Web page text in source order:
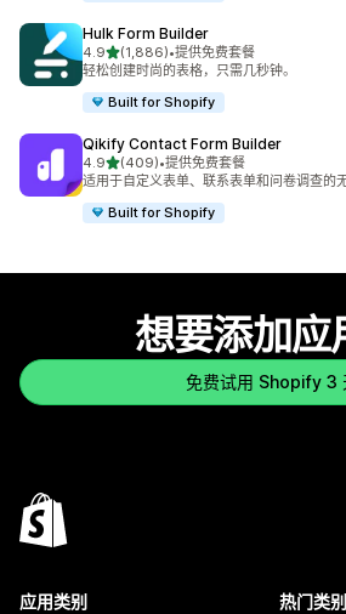
Hulk Form Builder
4.9星（满分 5 星）
(1,886)
总共 1886 条评论
•提供免费套餐
轻松创建时尚的表格，只需几秒钟。
Built for Shopify
Qikify Contact Form Builder
4.9星（满分 5 星）
(409)
总共 409 条评论
•提供免费套餐
适用于自定义表单、联系表单和问卷调查的
Built for Shopify
想要添加应
免费试用 Shopify 3
应用类别 热门类别